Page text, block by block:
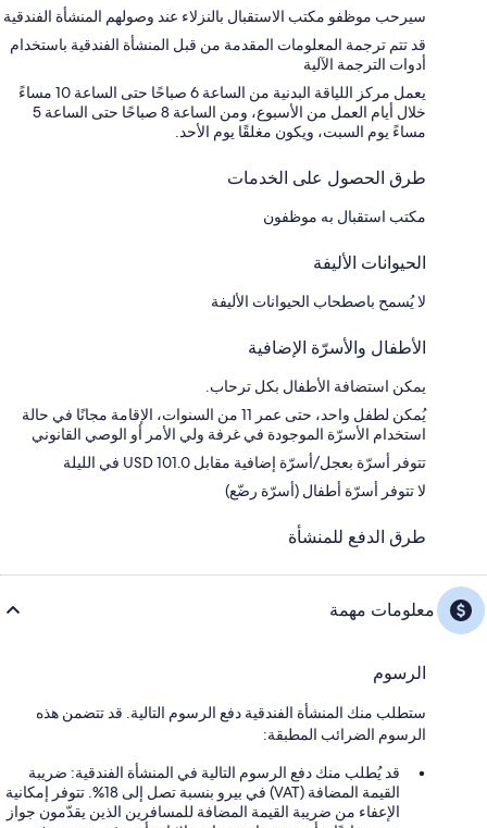
سيرحب موظفو مكتب الاستقبال بالنزلاء عند وصولهم المنشأة الفندقية
قد تتم ترجمة المعلومات المقدمة من قبل المنشأة الفندقية باستخدام
أدوات الترجمة الآلية
يعمل مركز اللياقة البدنية من الساعة 6 صباحًا حتى الساعة 10 مساءً
خلال أيام العمل من الأسبوع، ومن الساعة 8 صباحًا حتى الساعة 5
مساءً يوم السبت، ويكون مغلقًا يوم الأحد.
طرق الحصول على الخدمات
مكتب استقبال به موظفون
الحيوانات الأليفة
لا يُسمح باصطحاب الحيوانات الأليفة
الأطفال والأسرّة الإضافية
يمكن استضافة الأطفال بكل ترحاب.
يُمكن لطفل واحد، حتى عمر 11 من السنوات، الإقامة مجانًا في حالة
استخدام الأسرّة الموجودة في غرفة ولي الأمر أو الوصي القانوني
تتوفر أسرّة بعجل/أسرّة إضافية مقابل USD 101.0 في الليلة
لا تتوفر أسرّة أطفال (أسرّة رضّع)
طرق الدفع للمنشأة
معلومات مهمة
الرسوم
ستطلب منك المنشأة الفندقية دفع الرسوم التالية. قد تتضمن هذه
الرسوم الضرائب المطبقة:
قد يُطلب منك دفع الرسوم التالية في المنشأة الفندقية: ضريبة
القيمة المضافة (VAT) في بيرو بنسبة تصل إلى 18%. تتوفر إمكانية
الإعفاء من ضريبة القيمة المضافة للمسافرين الذين يقدّمون جواز